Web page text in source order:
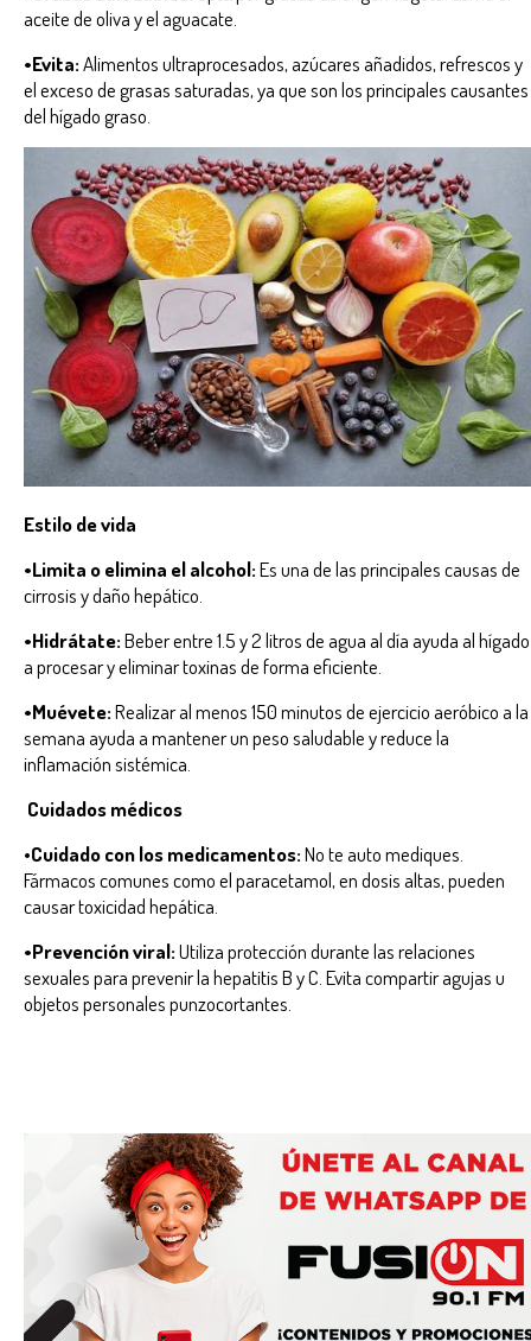
aceite de oliva y el aguacate.
•Evita:Alimentos ultraprocesados, azúcares añadidos, refrescos y
el exceso de grasas saturadas, ya que son los principales causantes
del hígado graso.
Estilo de vida
•Limita o elimina el alcohol:Es una de las principales causas de
cirrosis y daño hepático.
•Hidrátate:Beber entre 1.5 y 2 litros de agua al día ayuda al hígado
a procesar y eliminar toxinas de forma eficiente.
•Muévete:Realizar al menos 150 minutos de ejercicio aeróbico a la
semana ayuda a mantener un peso saludable y reduce la
inflamación sistémica.
Cuidados médicos
•Cuidado con los medicamentos:No te auto mediques.
Fármacos comunes como el paracetamol, en dosis altas, pueden
causar toxicidad hepática.
•Prevención viral:Utiliza protección durante las relaciones
sexuales para prevenir la hepatitis B y C. Evita compartir agujas u
objetos personales punzocortantes.